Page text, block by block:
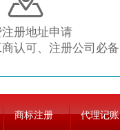
注册地址申请
认可、注册公司必备
商标注册 代理记账